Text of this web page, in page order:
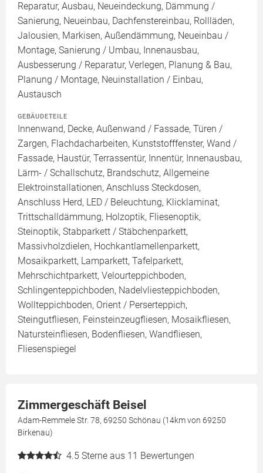
Reparatur, Ausbau, Neueindeckung, Dämmung /
Sanierung, Neueinbau, Dachfenstereinbau, Rollläden,
Jalousien, Markisen, Außendämmung, Neueinbau /
Montage, Sanierung / Umbau, Innenausbau,
Ausbesserung / Reparatur, Verlegen, Planung & Bau,
Planung / Montage, Neuinstallation / Einbau,
Austausch
GEBÄUDETEILE
Innenwand, Decke, Außenwand / Fassade, Türen /
Zargen, Flachdacharbeiten, Kunststofffenster, Wand /
Fassade, Haustür, Terrassentür, Innentür, Innenausbau,
Lärm- / Schallschutz, Brandschutz, Allgemeine
Elektroinstallationen, Anschluss Steckdosen,
Anschluss Herd, LED / Beleuchtung, Klicklaminat,
Trittschalldämmung, Holzoptik, Fliesenoptik,
Steinoptik, Stabparkett / Stäbchenparkett,
Massivholzdielen, Hochkantlamellenparkett,
Mosaikparkett, Lamparkett, Tafelparkett,
Mehrschichtparkett, Velourteppichboden,
Schlingenteppichboden, Nadelvliesteppichboden,
Wollteppichboden, Orient / Perserteppich,
Steingutfliesen, Feinsteinzeugfliesen, Mosaikfliesen,
Natursteinfliesen, Bodenfliesen, Wandfliesen,
Fliesenspiegel
Zimmergeschäft Beisel
Adam-Remmele Str. 78, 69250 Schönau (14km von 69250
Birkenau)
4.5 Sterne aus 11 Bewertungen